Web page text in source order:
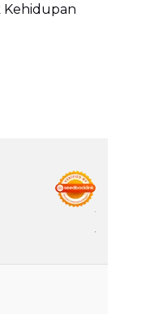
Kehidupan